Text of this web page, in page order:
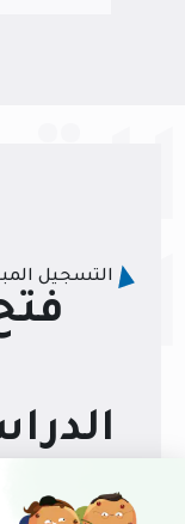
التسجيل
School،